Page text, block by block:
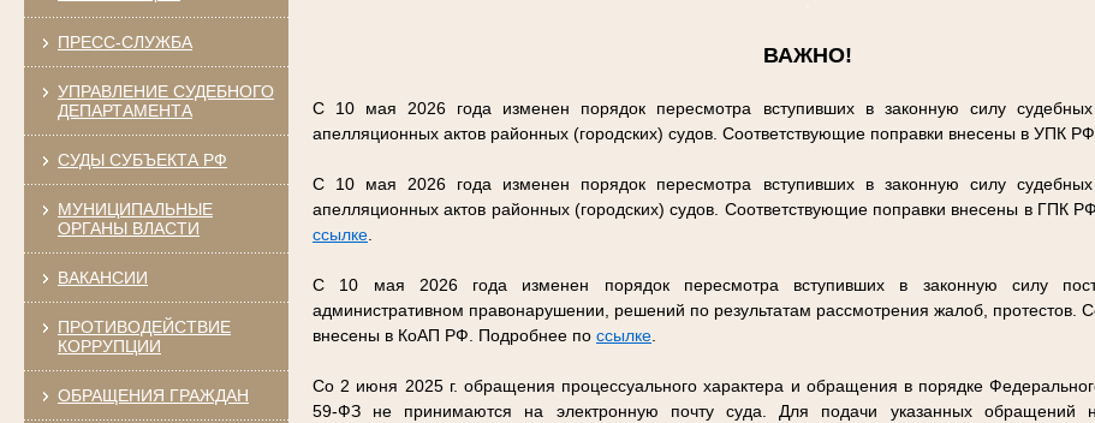
ПРЕСС-СЛУЖБА
УПРАВЛЕНИЕ СУДЕБНОГО
ДЕПАРТАМЕНТА
СУДЫ СУБЪЕКТА РФ
МУНИЦИПАЛЬНЫЕ
ОРГАНЫ ВЛАСТИ
ВАКАНСИИ
ПРОТИВОДЕЙСТВИЕ
КОРРУПЦИИ
ОБРАЩЕНИЯ ГРАЖДАН
ВАЖНО!
С 10 мая 2026 года изменен порядок пересмотра вступивших в законную силу
апелляционных актов районных (городских) судов. Соответствующие поправки внесены в УПК
С 10 мая 2026 года изменен порядок пересмотра вступивших в законную силу
апелляционных актов районных (городских) судов. Соответствующие поправки внесены в ГПК
ссылке.
С 10 мая 2026 года изменен порядок пересмотра вступивших в законную силу
административном правонарушении, решений по результатам рассмотрения жалоб, протестов.
внесены в КоАП РФ. Подробнее по ссылке.
Со 2 июня 2025 г. обращения процессуального характера и обращения в порядке
59-ФЗ не принимаются на электронную почту суда. Для подачи указанных обращений